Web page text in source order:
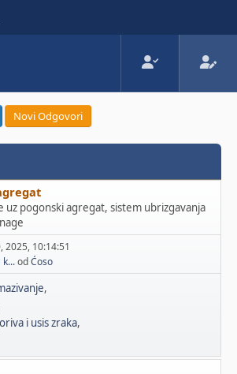
Novi Odgovori
uz pogonski agregat, sistem ubrizgavanja
2025, 10:14:51
odĆoso
i usis zraka